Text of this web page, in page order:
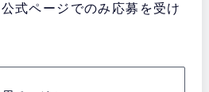
式ページでのみ応募を受け